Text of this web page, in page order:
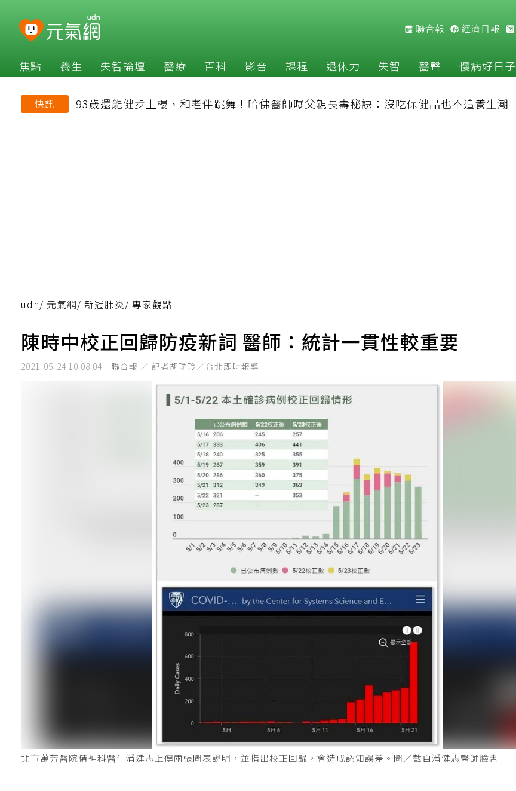
聯合報 經濟日報
焦點 養生 失智論壇 醫療 百科 影音 課程 退休力 失智 醫聲 慢病好日子
快訊 93歲還能健步上樓、和老伴跳舞！哈佛醫師曝父親長壽秘訣：沒吃保健品也不追養生潮
udn/ 元氣網/ 新冠肺炎/ 專家觀點
陳時中校正回歸防疫新詞 醫師：統計一貫性較重要
2021-05-24 10:08:04 聯合報 ／ 記者胡瑞玲／台北即時報導
北市萬芳醫院精神科醫生潘建志上傳兩張圖表說明，並指出校正回歸，會造成認知誤差。圖／截自潘健志醫師臉書